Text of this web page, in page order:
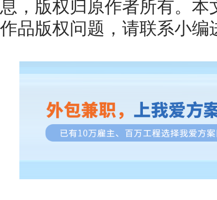
息，版权归原作者所有。
作品版权问题，请联系小编